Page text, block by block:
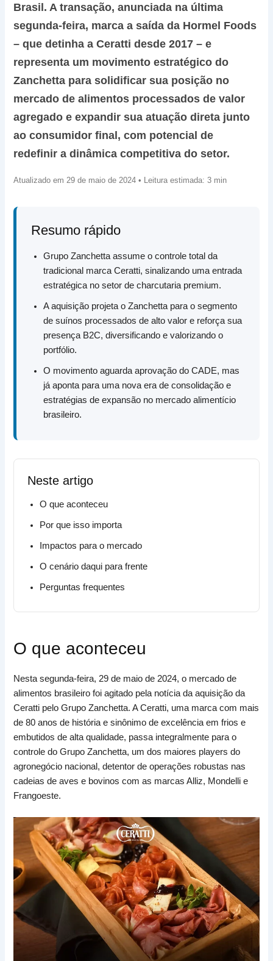
Brasil. A transação, anunciada na última
segunda-feira, marca a saída da Hormel Foods
– que detinha a Ceratti desde 2017 – e
representa um movimento estratégico do
Zanchetta para solidificar sua posição no
mercado de alimentos processados de valor
agregado e expandir sua atuação direta junto
ao consumidor final, com potencial de
redefinir a dinâmica competitiva do setor.
Atualizado em 29 de maio de 2024 • Leitura estimada: 3 min
Resumo rápido
Grupo Zanchetta assume o controle total da
tradicional marca Ceratti, sinalizando uma entrada
estratégica no setor de charcutaria premium.
A aquisição projeta o Zanchetta para o segmento
de suínos processados de alto valor e reforça sua
presença B2C, diversificando e valorizando o
portfólio.
O movimento aguarda aprovação do CADE, mas
já aponta para uma nova era de consolidação e
estratégias de expansão no mercado alimentício
brasileiro.
Neste artigo
O que aconteceu
Por que isso importa
Impactos para o mercado
O cenário daqui para frente
Perguntas frequentes
O que aconteceu
Nesta segunda-feira, 29 de maio de 2024, o mercado de
alimentos brasileiro foi agitado pela notícia da aquisição da
Ceratti pelo Grupo Zanchetta. A Ceratti, uma marca com mais
de 80 anos de história e sinônimo de excelência em frios e
embutidos de alta qualidade, passa integralmente para o
controle do Grupo Zanchetta, um dos maiores players do
agronegócio nacional, detentor de operações robustas nas
cadeias de aves e bovinos com as marcas Alliz, Mondelli e
Frangoeste.